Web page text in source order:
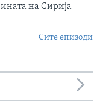
на Сирија
Сите епизоди